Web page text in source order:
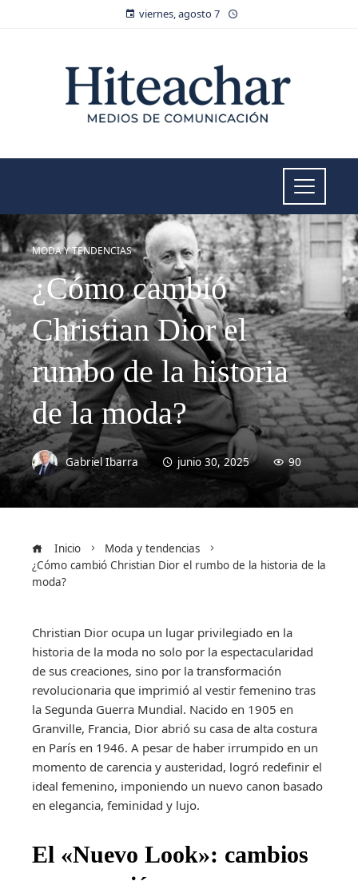
viernes, agosto 7
MODA Y TENDENCIAS
¿Cómo cambió
Christian Dior el
rumbo de la historia
de la moda?
Gabriel Ibarra junio 30, 2025 90
Inicio
Moda y tendencias
¿Cómo cambió Christian Dior el rumbo de la historia de la
moda?
Christian Dior ocupa un lugar privilegiado en la
historia de la moda no solo por la espectacularidad
de sus creaciones, sino por la transformación
revolucionaria que imprimió al vestir femenino tras
la Segunda Guerra Mundial. Nacido en 1905 en
Granville, Francia, Dior abrió su casa de alta costura
en París en 1946. A pesar de haber irrumpido en un
momento de carencia y austeridad, logró redefinir el
ideal femenino, imponiendo un nuevo canon basado
en elegancia, feminidad y lujo.
El «Nuevo Look»: cambios